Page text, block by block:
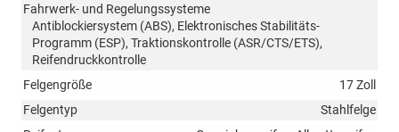
Fahrwerk- und Regelungssysteme
Antiblockiersystem (ABS), Elektronisches Stabilitäts-
Programm (ESP), Traktionskontrolle (ASR/CTS/ETS),
Reifendruckkontrolle
Felgengröße
17 Zoll
Felgentyp
Stahlfelge